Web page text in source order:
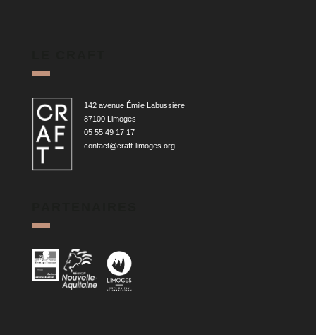
142 avenue Émile Labussière
87100 Limoges
05 55 49 17 17
contact@craft-limoges.org